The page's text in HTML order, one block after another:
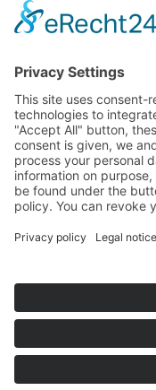
septembre 2018(1)
août 2018(1)
juin 2018(1)
mai 2018
(1)
avril 2018(1)
mars 2018(1)
février 2018(1)
janvier 2018 (1)
Systèmes d’assise
Systèmes
Systèmes
Mentions légales